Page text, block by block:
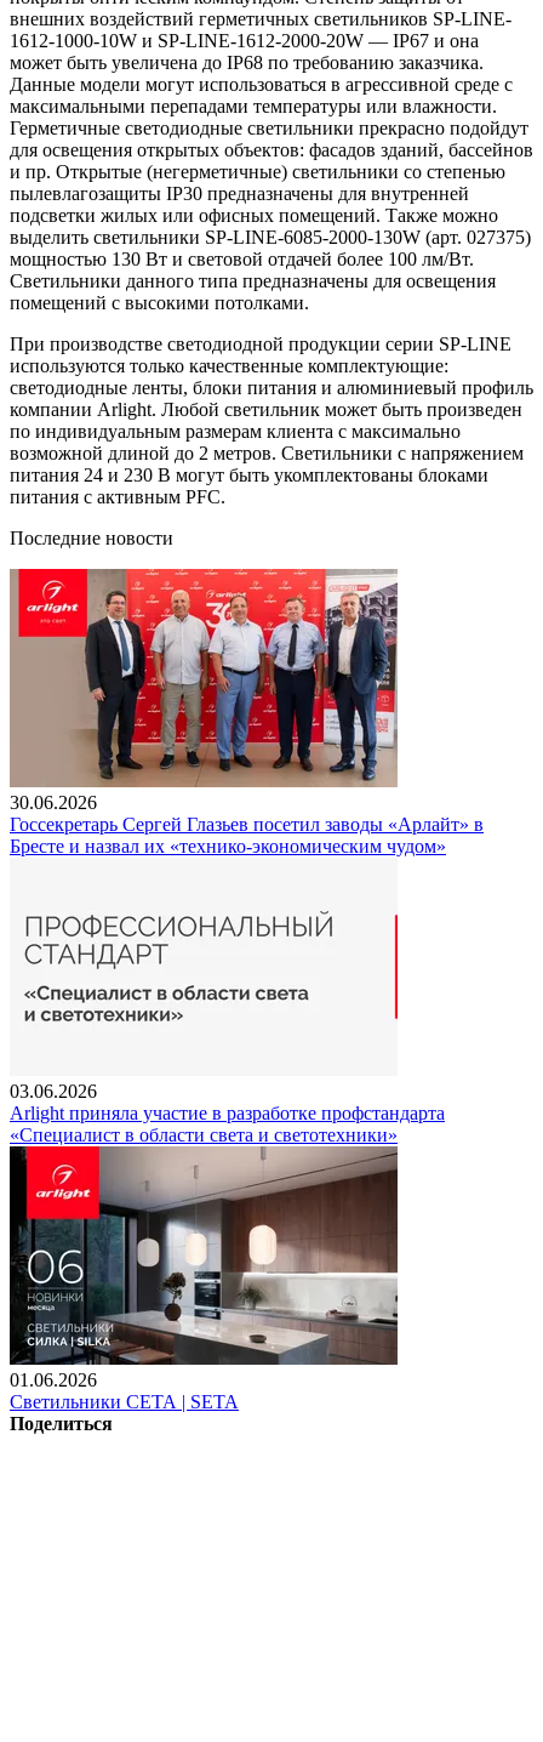
внешних воздействий герметичных светильников SP-LINE-
1612-1000-10W и SP-LINE-1612-2000-20W — IP67 и она
может быть увеличена до IP68 по требованию заказчика.
Данные модели могут использоваться в агрессивной среде с
максимальными перепадами температуры или влажности.
Герметичные светодиодные светильники прекрасно подойдут
для освещения открытых объектов: фасадов зданий, бассейнов
и пр. Открытые (негерметичные) светильники со степенью
пылевлагозащиты IP30 предназначены для внутренней
подсветки жилых или офисных помещений. Также можно
выделить светильники SP-LINE-6085-2000-130W (арт. 027375)
мощностью 130 Вт и световой отдачей более 100 лм/Вт.
Светильники данного типа предназначены для освещения
помещений с высокими потолками.
При производстве светодиодной продукции серии SP-LINE
используются только качественные комплектующие:
светодиодные ленты, блоки питания и алюминиевый профиль
компании Arlight. Любой светильник может быть произведен
по индивидуальным размерам клиента с максимально
возможной длиной до 2 метров. Светильники с напряжением
питания 24 и 230 В могут быть укомплектованы блоками
питания с активным PFC.
Последние новости
30.06.2026
Госсекретарь Сергей Глазьев посетил заводы «Арлайт» в
Бресте и назвал их «технико-экономическим чудом»
03.06.2026
Arlight приняла участие в разработке профстандарта
«Специалист в области света и светотехники»
01.06.2026
Светильники СЕТА | SETA
Поделиться